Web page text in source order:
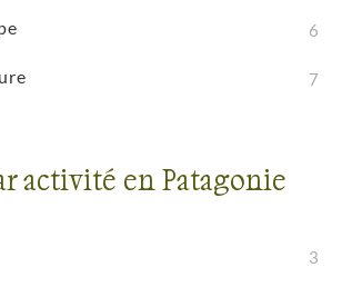
6
7
activité en Patagonie
3